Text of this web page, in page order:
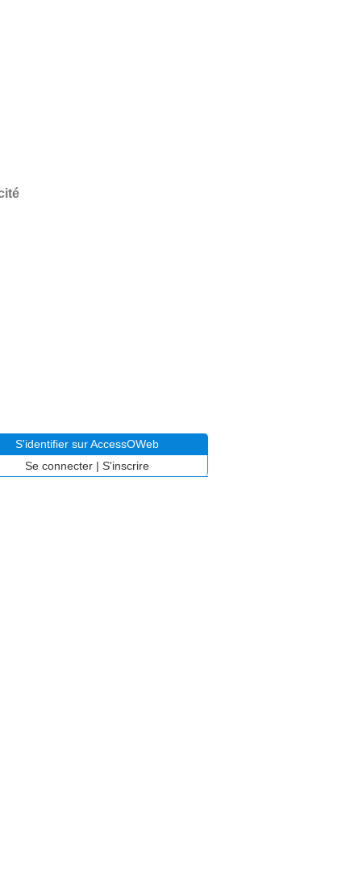
S'identifier sur AccessOWeb
Se connecter | S'inscrire